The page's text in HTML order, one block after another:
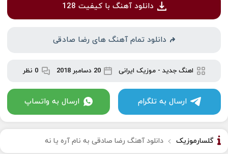
دانلود آهنگ با کیفیت 128
دانلود تمام آهنگ های رضا صادقی
اهنگ جدید- موزیک ایرانی 20 دسامبر 2018 0 نظر
ارسال به تلگرام ارسال به واتساپ
گلسارموزیک دانلود آهنگ رضا صادقی به نام آره یا نه